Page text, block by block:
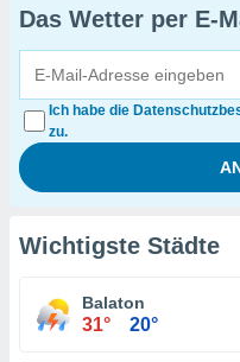
Das Wetter per E-
Ich habe die
zu.
Wichtigste Städte
Balaton
31° 20°